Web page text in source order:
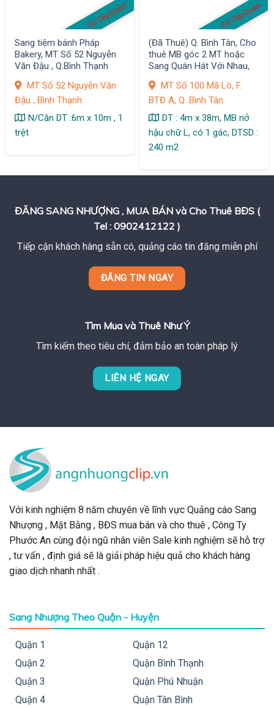
Có Clip Quán
Sang tiệm bánh Pháp
Bakery, MT Số 52 Nguyễn
Văn Đậu , Q.Bình Thạnh
MT Số 52 Nguyễn Văn
Đậu , Bình Thạnh
N/Căn DT :6m x 10m , 1
trệt
Có Clip Quán
(Đã Thuê) Q. Bình Tân, Cho
thuê MB góc 2 MT hoặc
Sang Quán Hát Với Nhau,
MT Số 100 Mã Lò, F.
BTĐ A, Q. Bình Tân
DT : 4m x 38m, MB nở
hậu chữ L, có 1 gác, DTSD :
240 m2
ĐĂNG SANG NHƯỢNG , MUA BÁN và Cho Thuê BĐS (
Tel : 0902412122 )
Tiếp cận khách hàng sẵn có, quảng cáo tin đăng miễn phí
ĐĂNG TIN NGAY
Tìm Mua và Thuê Như Ý
Tìm kiếm theo tiêu chí, đảm bảo an toàn pháp lý
LIÊN HỆ NGAY
Với kinh nghiệm 8 năm chuyên về lĩnh vực Quảng cáo Sang
Nhượng , Mặt Bằng , BĐS mua bán và cho thuê , Công Ty
Phước An cùng đội ngũ nhân viên Sale kinh nghiệm sẽ hỗ trợ
, tư vấn , định giá sẽ là giải pháp hiệu quả cho khách hàng
giao dịch nhanh nhất .
Sang Nhượng Theo Quận - Huyện
Quận 1
Quận 2
Quận 3
Quận 4
Quận 12
Quận Bình Thạnh
Quận Phú Nhuận
Quận Tân Bình